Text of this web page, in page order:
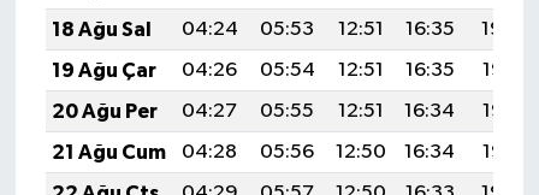
18 Ağu Sal
04:24 05:53 12:51 16:35
19:39
19 Ağu Çar
04:26 05:54 12:51 16:35
19:38
20 Ağu Per
04:27 05:55 12:51 16:34
19:36
21 Ağu Cum
04:28 05:56 12:50 16:34
19:35